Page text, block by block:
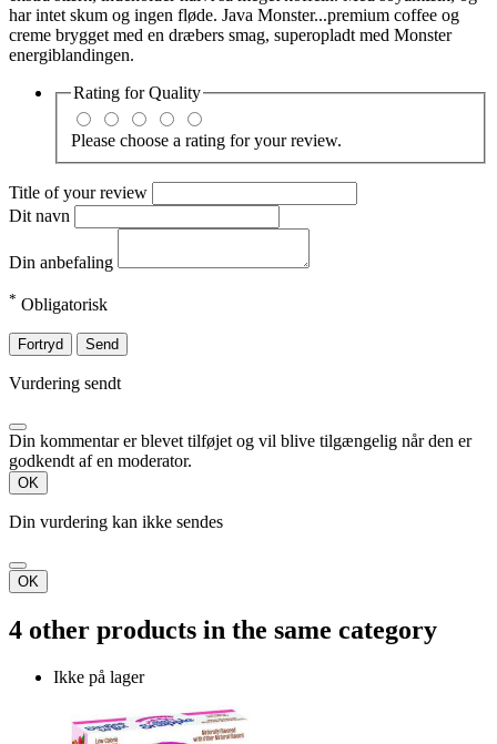
har intet skum og ingen fløde. Java Monster...premium coffee og
creme brygget med en dræbers smag, superopladt med Monster
energiblandingen.
Rating forQuality
Please choose a rating for your review.
Title of your review
Dit navn
Din anbefaling
* Obligatorisk
Fortryd Send
Vurdering sendt
Din kommentar er blevet tilføjet og vil blive tilgængelig når den er
godkendt af en moderator.
OK
Din vurdering kan ikke sendes
OK
4 other products in the same category
Ikke på lager